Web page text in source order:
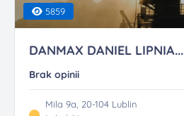
5859
DANMAX DANIEL LIPNIA...
Brak opinii
Mila 9a, 20-104 Lublin